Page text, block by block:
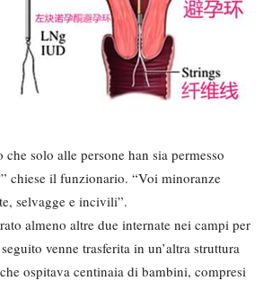
che solo alle persone han sia permesso
chiese il funzionario. “Voi minoranze
selvagge e incivili”.
almeno altre due internate nei campi per
venne trasferita in un’altra struttura
ospitava centinaia di bambini, compresi